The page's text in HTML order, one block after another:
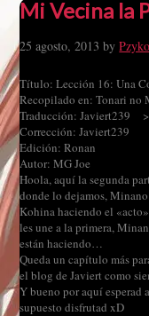
Mi Vecina la
25 agosto, 2013 by
Título: Lección 16: Una
Recopilado en: Tonari no
Traducción: Javiert239 >
Corrección: Javiert239
Edición: Ronan
Autor: MG Joe
Hoola, aquí la segunda
donde lo dejamos,
Kohina haciendo el
les une a la primera,
están haciendo…
Queda un capítulo más
el blog de Javiert como
Y bueno por aquí esperad
supuesto disfrutad xD